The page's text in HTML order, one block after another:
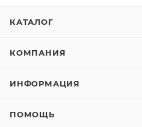
КАТАЛОГ
КОМПАНИЯ
ИНФОРМАЦИЯ
ПОМОЩЬ